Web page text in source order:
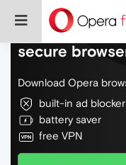
Do more on
secure
Download Opera
built-in ad blocker
battery saver
free VPN